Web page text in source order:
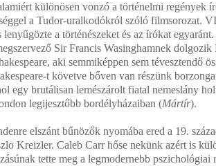
különösen vonzó a történelmi regények
a Tudor-uralkodókról szóló filmsorozat.
a történészeket és az írókat
Sir Francis Wasinghamnek
aki semmiképpen sem tévesztendő
t követve bőven van részünk
egy brutálisan lemészárolt fiatal nemeslány
legijesztőbb bordélyházaiban (Mártír).
elszánt bűnözők nyomába ered a 19.
Kreizler. Caleb Carr hőse nekünk azért is
tette meg a legmodernebb pszichológiai